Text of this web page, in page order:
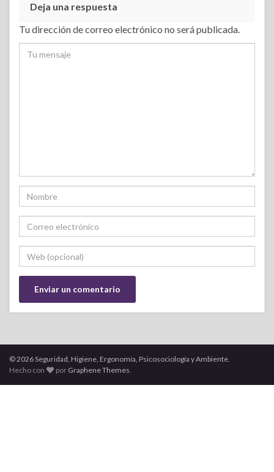
Deja una respuesta
Tu dirección de correo electrónico no será publicada.
© 2026 Seguridad, Higiene, Ergonomía, Psicosociología y Ambiente.
Hecho con
por Graphene Themes.